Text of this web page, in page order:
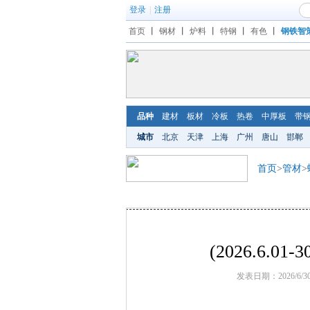
登录 注册
首页 钢材 炉料 特钢 有色 钢铁智
品种 建材 板材 冷板 热卷 中厚板 带钢
城市 北京 天津 上海 广州 唐山 邯郸
首页>管材>
(2026.6.01-
发表日期：2026/6/